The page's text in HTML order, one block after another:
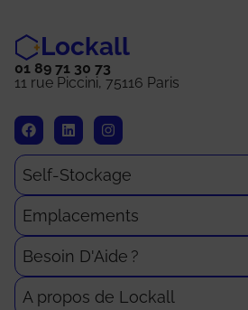
Lockall
01 89 71 30 73
11 rue Piccini, 75116 Paris
Self-Stockage
Emplacements
Besoin D'Aide ?
A propos de Lockall